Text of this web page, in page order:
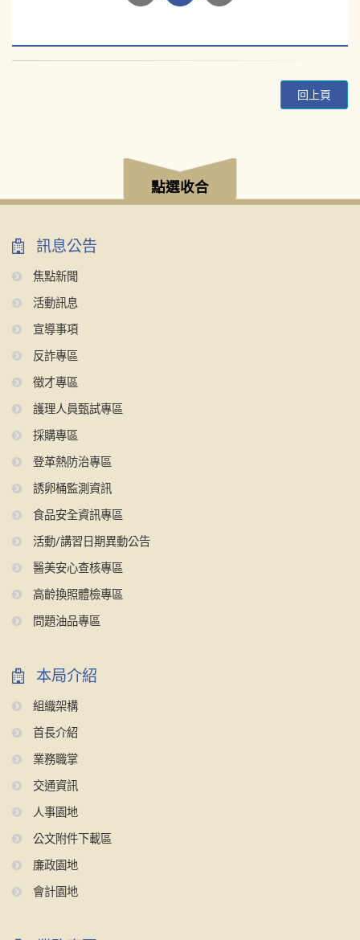
回上頁
點選收合
訊息公告
焦點新聞
活動訊息
宣導事項
反詐專區
徵才專區
護理人員甄試專區
採購專區
登革熱防治專區
誘卵桶監測資訊
食品安全資訊專區
活動/講習日期異動公告
醫美安心查核專區
高齡換照體檢專區
問題油品專區
本局介紹
組織架構
首長介紹
業務職掌
交通資訊
人事園地
公文附件下載區
廉政園地
會計園地